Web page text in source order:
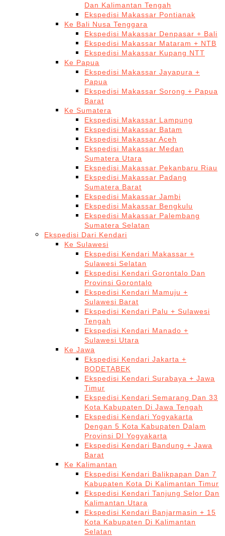
Dan Kalimantan Tengah
Ekspedisi Makassar Pontianak
Ke Bali Nusa Tenggara
Ekspedisi Makassar Denpasar + Bali
Ekspedisi Makassar Mataram + NTB
Ekspedisi Makassar Kupang NTT
Ke Papua
Ekspedisi Makassar Jayapura +
Papua
Ekspedisi Makassar Sorong + Papua
Barat
Ke Sumatera
Ekspedisi Makassar Lampung
Ekspedisi Makassar Batam
Ekspedisi Makassar Aceh
Ekspedisi Makassar Medan
Sumatera Utara
Ekspedisi Makassar Pekanbaru Riau
Ekspedisi Makassar Padang
Sumatera Barat
Ekspedisi Makassar Jambi
Ekspedisi Makassar Bengkulu
Ekspedisi Makassar Palembang
Sumatera Selatan
Ekspedisi Dari Kendari
Ke Sulawesi
Ekspedisi Kendari Makassar +
Sulawesi Selatan
Ekspedisi Kendari Gorontalo Dan
Provinsi Gorontalo
Ekspedisi Kendari Mamuju +
Sulawesi Barat
Ekspedisi Kendari Palu + Sulawesi
Tengah
Ekspedisi Kendari Manado +
Sulawesi Utara
Ke Jawa
Ekspedisi Kendari Jakarta +
BODETABEK
Ekspedisi Kendari Surabaya + Jawa
Timur
Ekspedisi Kendari Semarang Dan 33
Kota Kabupaten Di Jawa Tengah
Ekspedisi Kendari Yogyakarta
Dengan 5 Kota Kabupaten Dalam
Provinsi DI Yogyakarta
Ekspedisi Kendari Bandung + Jawa
Barat
Ke Kalimantan
Ekspedisi Kendari Balikpapan Dan 7
Kabupaten Kota Di Kalimantan Timur
Ekspedisi Kendari Tanjung Selor Dan
Kalimantan Utara
Ekspedisi Kendari Banjarmasin + 15
Kota Kabupaten Di Kalimantan
Selatan